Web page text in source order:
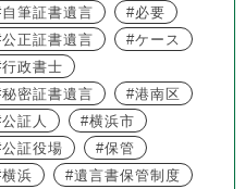
自筆証書遺言
必要
公正証書遺言
ケース
行政書士
秘密証書遺言
港南区
公証人
横浜市
公証役場
保管
横浜
遺言書保管制度